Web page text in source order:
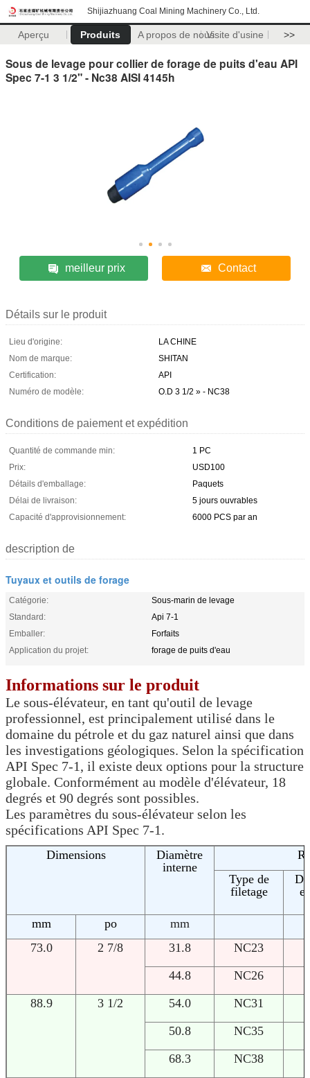
Shijiazhuang Coal Mining Machinery Co., Ltd.
Aperçu Produits A propos de nousVisite d'usine >>
Sous de levage pour collier de forage de puits d'eau API
Spec 7-1 3 1/2" - Nc38 AISI 4145h
meilleur prix Contact
Détails sur le produit
Lieu d'origine:
LA CHINE
Nom de marque:
SHITAN
Certification:
API
Numéro de modèle:
O.D 3 1/2 » - NC38
Conditions de paiement et expédition
Quantité de commande min:
1 PC
Prix:
USD100
Détails d'emballage:
Paquets
Délai de livraison:
5 jours ouvrables
Capacité d'approvisionnement:
6000 PCS par an
description de
Tuyaux et outils de forage
Catégorie:
Sous-marin de levage
Standard:
Api 7-1
Emballer:
Forfaits
Application du projet:
forage de puits d'eau
Informations sur le produit
Le sous-élévateur, en tant qu'outil de levage
professionnel, est principalement utilisé dans le
domaine du pétrole et du gaz naturel ainsi que dans
les investigations géologiques. Selon la spécification
API Spec 7-1, il existe deux options pour la structure
globale. Conformément au modèle d'élévateur, 18
degrés et 90 degrés sont possibles.
Les paramètres du sous-élévateur selon les
spécifications API Spec 7-1.
Dimensions
Diamètre
interne
Type de
filetage
mm po mm
73.0
2 7/8 31.8 NC23
44.8
NC26
88.9
3 1/2 54.0 NC31
50.8
NC35
68.3
NC38